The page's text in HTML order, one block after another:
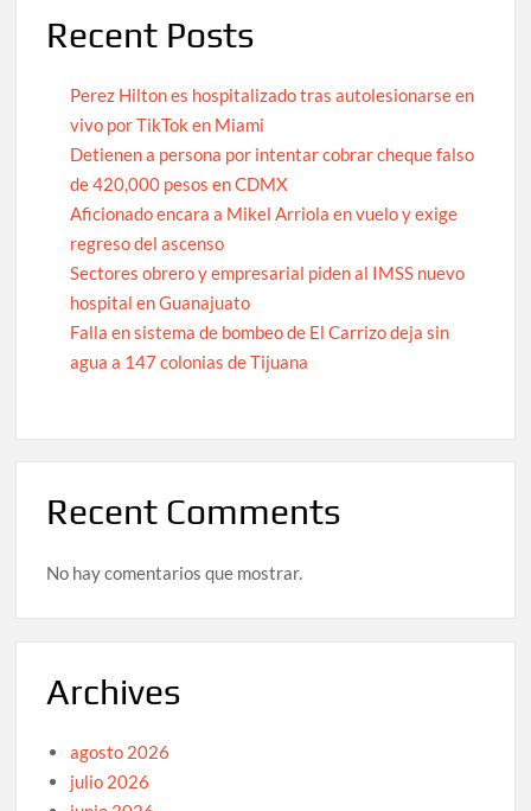
Recent Posts
Perez Hilton es hospitalizado tras autolesionarse en
vivo por TikTok en Miami
Detienen a persona por intentar cobrar cheque falso
de 420,000 pesos en CDMX
Aficionado encara a Mikel Arriola en vuelo y exige
regreso del ascenso
Sectores obrero y empresarial piden al IMSS nuevo
hospital en Guanajuato
Falla en sistema de bombeo de El Carrizo deja sin
agua a 147 colonias de Tijuana
Recent Comments
No hay comentarios que mostrar.
Archives
agosto 2026
julio 2026